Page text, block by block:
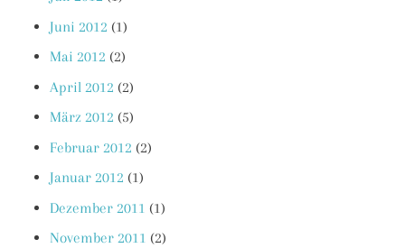
Juni 2012 (1)
Mai 2012 (2)
April 2012 (2)
März 2012 (5)
Februar 2012 (2)
Januar 2012 (1)
Dezember 2011 (1)
November 2011 (2)